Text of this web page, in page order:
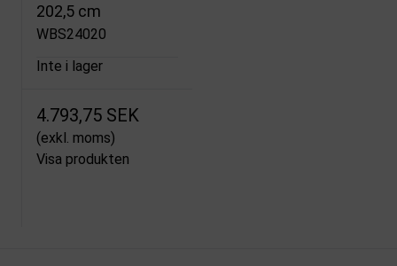
202,5 cm
WBS24020
Inte i lager
4.793,75 SEK
(exkl. moms)
Visa produkten